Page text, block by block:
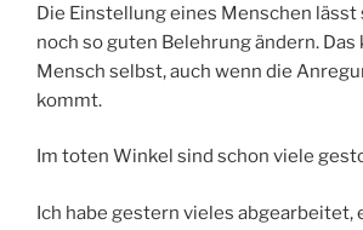
Die Einstellung eines Menschen
noch so guten Belehrung ändern. Das
Mensch selbst, auch wenn die
kommt.
Im toten Winkel sind schon viele
Ich habe gestern vieles abgearbeitet,